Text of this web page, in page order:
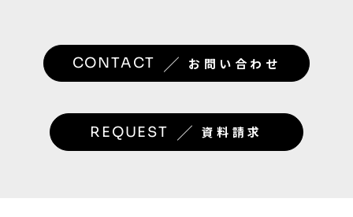
CONTACT ／ お問い合わせ
REQUEST ／ 資料請求